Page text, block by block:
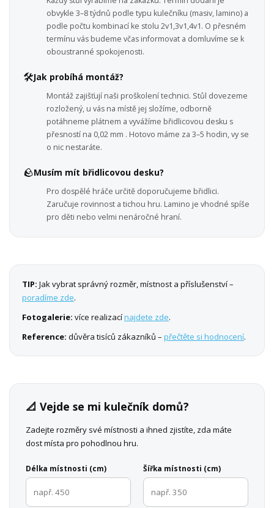
obvykle 3–8 týdnů podle typu kulečníku (masiv, lamino) a
podle počtu kombinací ke stolu 2v1,3v1,4v1. O přesném
termínu vás budeme včas informovat a domluvíme se k
oboustranné spokojenosti.
🛠️Jak probíhá montáž?
Montáž zajišťují naši proškolení technici. Stůl dovezeme
rozložený, u vás na místě jej složíme, odborně
potáhneme plátnem a vyvážíme břidlicovou desku s
přesností na 0,02 mm . Hotovo máme za 3–5 hodin, vy se
o nic nestaráte.
🪨Musím mít břidlicovou desku?
Pro dospělé hráče určitě doporučujeme břidlici.
Zaručuje rovinnost a tichou hru. Lamino je vhodné spíše
pro děti nebo velmi nenáročné hraní.
TIP: Jak vybrat správný rozměr, místnost a příslušenství –
poradíme zde.
Fotogalerie: více realizacínajdete zde.
Reference: důvěra tisíců zákazníků – přečtěte si hodnocení.
📐 Vejde se mi kulečník domů?
Zadejte rozměry své místnosti a ihned zjistíte, zda máte
dost místa pro pohodlnou hru.
Délka místnosti (cm) Šířka místnosti (cm)